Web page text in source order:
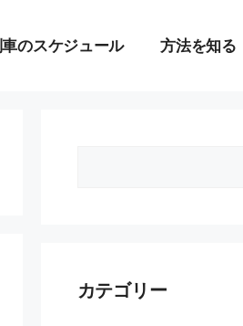
のスケジュール 方法を知る
カテゴリー